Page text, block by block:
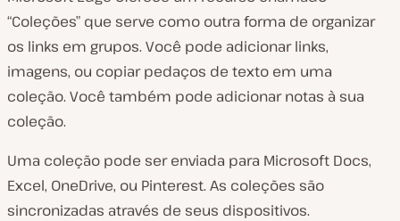
“Coleções” que serve como outra forma de organizar
os links em grupos. Você pode adicionar links,
imagens, ou copiar pedaços de texto em uma
coleção. Você também pode adicionar notas à sua
coleção.
Uma coleção pode ser enviada para Microsoft Docs,
Excel, OneDrive, ou Pinterest. As coleções são
sincronizadas através de seus dispositivos.